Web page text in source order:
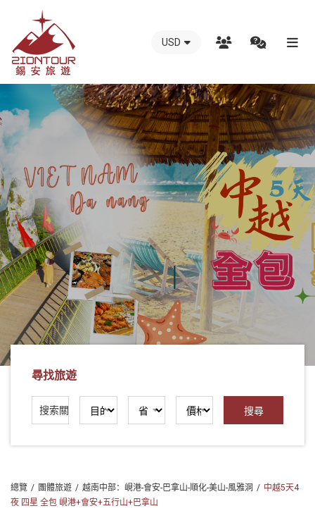
越
錫
安
際
旅
行
社
-
越
南
地
-
越
南
USD
尋找旅遊
總覽 團體旅遊 越南中部：峴港-會安-巴拿山-順化-美山-風雅洞
中越5天4
夜 四星 全包 峴港+會安+五行山+巴拿山